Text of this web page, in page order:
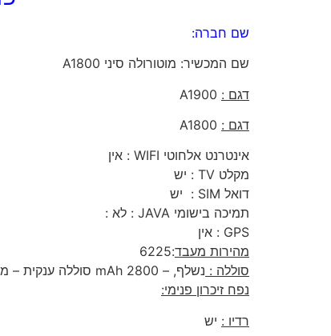
שם חברה:
שם המכשיר: מוטורולה סיני A1800
דגם :
דגם :
אינטרנט אלחוטי WIFI : אין
מקלט TV : יש
דואל SIM : יש
תמיכה בישומי JAVA : לא :
GPS : אין
מהירות מעבד:6225
סוללה : נשלף, – 2800 mAh סוללה ענקית – מחזיקה 3-4 ימים בדיבור מלא
נפח זיכרון פנימי:
רדיו : יש